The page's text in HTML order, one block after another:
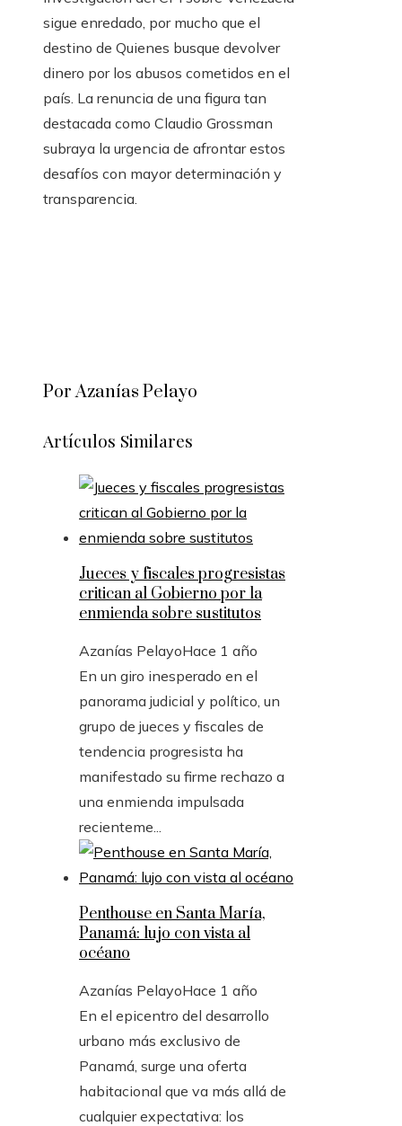
sigue enredado, por mucho que el
destino de Quienes busque devolver
dinero por los abusos cometidos en el
país. La renuncia de una figura tan
destacada como Claudio Grossman
subraya la urgencia de afrontar estos
desafíos con mayor determinación y
transparencia.
Por Azanías Pelayo
Artículos Similares
Jueces y fiscales progresistas
critican al Gobierno por la
enmienda sobre sustitutos
Azanías PelayoHace 1 año
En un giro inesperado en el
panorama judicial y político, un
grupo de jueces y fiscales de
tendencia progresista ha
manifestado su firme rechazo a
una enmienda impulsada
recienteme...
Penthouse en Santa María,
Panamá: lujo con vista al
océano
Azanías PelayoHace 1 año
En el epicentro del desarrollo
urbano más exclusivo de
Panamá, surge una oferta
habitacional que va más allá de
cualquier expectativa: los